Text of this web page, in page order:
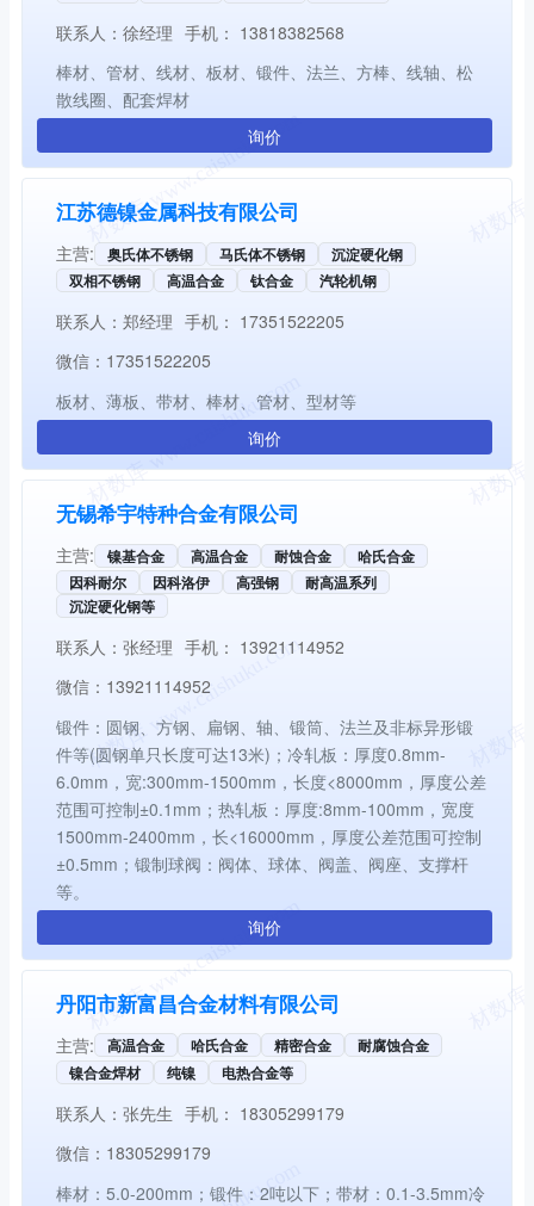
联系人： 徐经理 手机： 13818382568
棒材、管材、线材、板材、锻件、法兰、方棒、线轴、松
散线圈、配套焊材
询价
江苏德镍金属科技有限公司
主营: 奥氏体不锈钢 马氏体不锈钢
沉淀硬化钢
双相不锈钢
高温合金 钛合金 汽轮机钢
联系人： 郑经理 手机： 17351522205
微信： 17351522205
板材、薄板、带材、棒材、管材、型材等
询价
无锡希宇特种合金有限公司
主营: 镍基合金 高温合金 耐蚀合金
哈氏合金
因科耐尔
因科洛伊 高强钢
耐高温系列
沉淀硬化钢等
联系人： 张经理 手机： 13921114952
微信： 13921114952
锻件：圆钢、方钢、扁钢、轴、锻筒、法兰及非标异形锻
件等(圆钢单只长度可达13米)；冷轧板：厚度0.8mm-
6.0mm，宽:300mm-1500mm，长度<8000mm，厚度公差
范围可控制±0.1mm；热轧板：厚度:8mm-100mm，宽度
1500mm-2400mm，长<16000mm，厚度公差范围可控制
±0.5mm；锻制球阀：阀体、球体、阀盖、阀座、支撑杆
等。
询价
丹阳市新富昌合金材料有限公司
主营: 高温合金 哈氏合金 精密合金
耐腐蚀合金
镍合金焊材
纯镍 电热合金等
联系人： 张先生 手机： 18305299179
微信： 18305299179
棒材：5.0-200mm；锻件：2吨以下；带材：0.1-3.5mm冷